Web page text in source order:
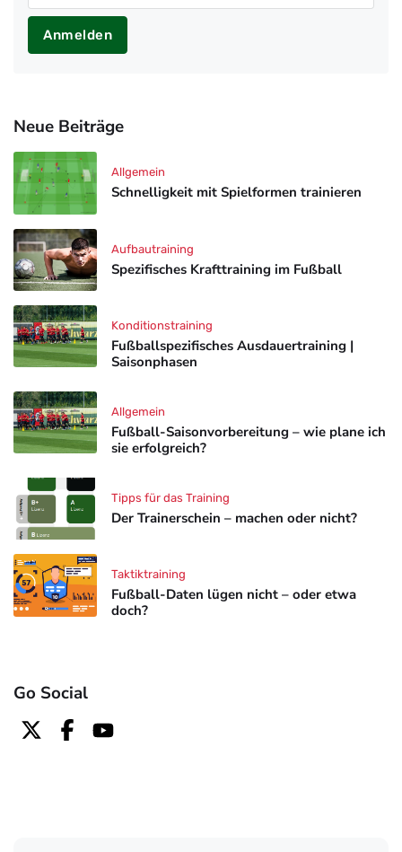
Anmelden
Neue Beiträge
Schnelligkeit mit Spielformen trainieren
Allgemein
Spezifisches Krafttraining im Fußball
Aufbautraining
Fußballspezifisches Ausdauertraining |
Saisonphasen
Konditionstraining
Fußball-Saisonvorbereitung – wie plane ich
sie erfolgreich?
Allgemein
Der Trainerschein – machen oder nicht?
Tipps für das Training
Fußball-Daten lügen nicht – oder etwa
doch?
Taktiktraining
Go Social